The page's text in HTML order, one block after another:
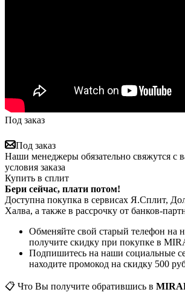
Под заказ
Под заказ
Наши менеджеры обязательно свяжутся с
условия заказа
Купить в сплит
Бери сейчас, плати потом!
Доступна покупка в сервисах Я.Сплит,
Халва, а также в рассрочку от банков-
Обменяйте свой старый телефон на
получите скидку при покупке в
Подпишитесь на наши социальные
находите промокод на скидку 500
📋 Что Вы получите обратившись в